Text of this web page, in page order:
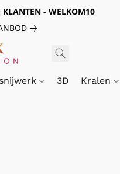
- WELKOM10
3D Kralen